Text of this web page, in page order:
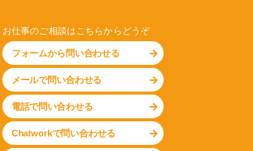
お仕事のご相談はこちらからどうぞ
フォームから問い合わせる
メールで問い合わせる
電話で問い合わせる
Chatworkで問い合わせる